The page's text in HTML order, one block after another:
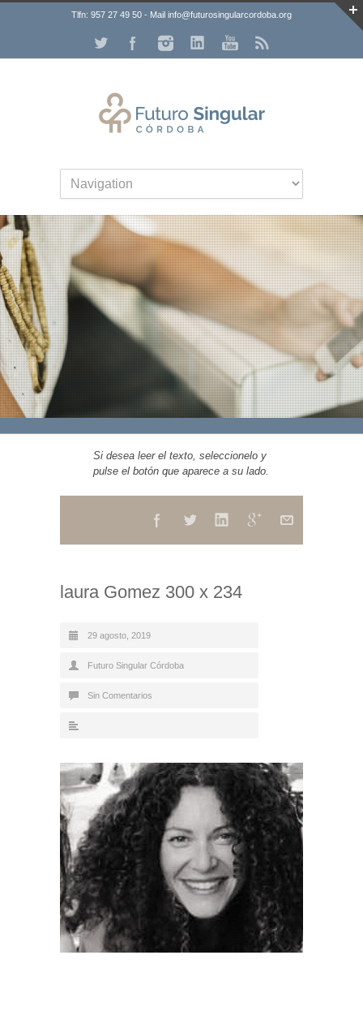
Tlfn: 957 27 49 50 - Mail info@futurosingularcordoba.org
Si desea leer el texto, seleccionelo y
pulse el botón que aparece a su lado.
laura Gomez 300 x 234
29 agosto, 2019
Futuro Singular Córdoba
Sin Comentarios